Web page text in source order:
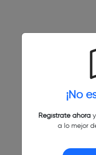
¡No
Regístrate ahoray
a lo mejor